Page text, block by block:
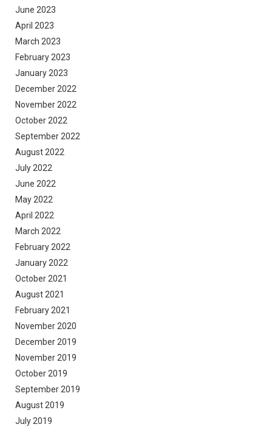
June 2023
April 2023
March 2023
February 2023
January 2023
December 2022
November 2022
October 2022
September 2022
August 2022
July 2022
June 2022
May 2022
April 2022
March 2022
February 2022
January 2022
October 2021
August 2021
February 2021
November 2020
December 2019
November 2019
October 2019
September 2019
August 2019
July 2019